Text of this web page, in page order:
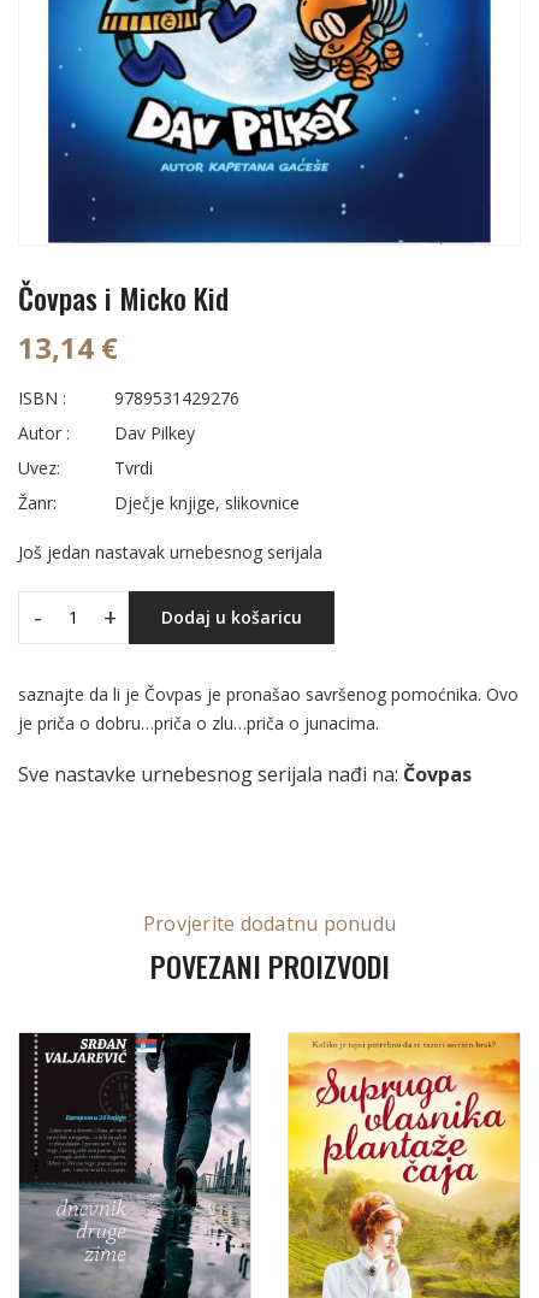
Čovpas i Micko Kid
13,14 €
ISBN :
9789531429276
Autor :
Dav Pilkey
Uvez:
Tvrdi
Žanr:
Dječje knjige, slikovnice
Još jedan nastavak urnebesnog serijala
- + Dodaj u košaricu
saznajte da li je Čovpas je pronašao savršenog pomoćnika. Ovo
je priča o dobru…priča o zlu…priča o junacima.
Sve nastavke urnebesnog serijala nađi na: Čovpas
Provjerite dodatnu ponudu
POVEZANI PROIZVODI